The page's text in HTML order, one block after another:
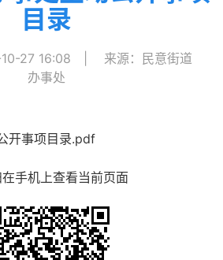
目录
27 16:08
来源：民意街道
办事处
开事项目录.pdf
手机上查看当前页面